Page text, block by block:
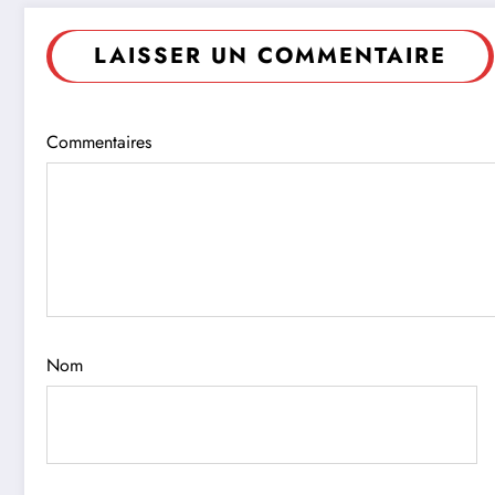
LAISSER UN COMMENTAIRE
Commentaires
Nom